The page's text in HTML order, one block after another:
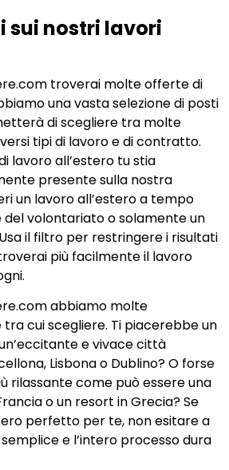
sui nostri lavori
troverai molte offerte di
una vasta selezione di posti
di scegliere tra molte
tipi di lavoro e di contratto.
lavoro all’estero tu stia
presente sulla nostra
un lavoro all’estero a tempo
volontariato o solamente un
il filtro per restringere i risultati
più facilmente il lavoro
abbiamo molte
tra cui scegliere. Ti piacerebbe un
e vivace città
Lisbona o Dublino? O forse
rilassante come può essere una
o un resort in Grecia? Se
perfetto per te, non esitare a
e l’intero processo dura